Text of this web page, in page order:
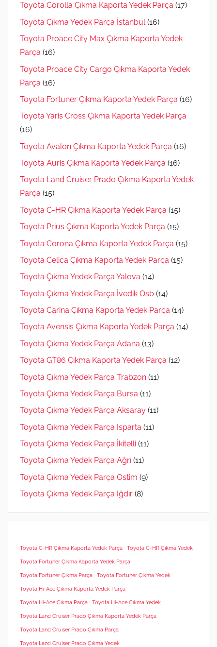
Toyota Corolla Çıkma Kaporta Yedek Parça (17)
Toyota Çıkma Yedek Parça İstanbul (16)
Toyota Proace City Max Çıkma Kaporta Yedek
Parça (16)
Toyota Proace City Cargo Çıkma Kaporta Yedek
Parça (16)
Toyota Fortuner Çıkma Kaporta Yedek Parça (16)
Toyota Yaris Cross Çıkma Kaporta Yedek Parça
(16)
Toyota Avalon Çıkma Kaporta Yedek Parça (16)
Toyota Auris Çıkma Kaporta Yedek Parça (16)
Toyota Land Cruiser Prado Çıkma Kaporta Yedek
Parça (15)
Toyota C-HR Çıkma Kaporta Yedek Parça (15)
Toyota Prius Çıkma Kaporta Yedek Parça (15)
Toyota Corona Çıkma Kaporta Yedek Parça (15)
Toyota Celica Çıkma Kaporta Yedek Parça (15)
Toyota Çıkma Yedek Parça Yalova (14)
Toyota Çıkma Yedek Parça İvedik Osb (14)
Toyota Carina Çıkma Kaporta Yedek Parça (14)
Toyota Avensis Çıkma Kaporta Yedek Parça (14)
Toyota Çıkma Yedek Parça Adana (13)
Toyota GT86 Çıkma Kaporta Yedek Parça (12)
Toyota Çıkma Yedek Parça Trabzon (11)
Toyota Çıkma Yedek Parça Bursa (11)
Toyota Çıkma Yedek Parça Aksaray (11)
Toyota Çıkma Yedek Parça Isparta (11)
Toyota Çıkma Yedek Parça İkitelli (11)
Toyota Çıkma Yedek Parça Ağrı (11)
Toyota Çıkma Yedek Parça Ostim (9)
Toyota Çıkma Yedek Parça Iğdır (8)
Toyota C-HR Çıkma Kaporta Yedek Parça Toyota C-HR Çıkma Yedek
Toyota Fortuner Çıkma Kaporta Yedek Parça
Toyota Fortuner Çıkma Parça Toyota Fortuner Çıkma Yedek
Toyota Hi-Ace Çıkma Kaporta Yedek Parça
Toyota Hi-Ace Çıkma Parça Toyota Hi-Ace Çıkma Yedek
Toyota Land Cruiser Prado Çıkma Kaporta Yedek Parça
Toyota Land Cruiser Prado Çıkma Parça
Toyota Land Cruiser Prado Çıkma Yedek